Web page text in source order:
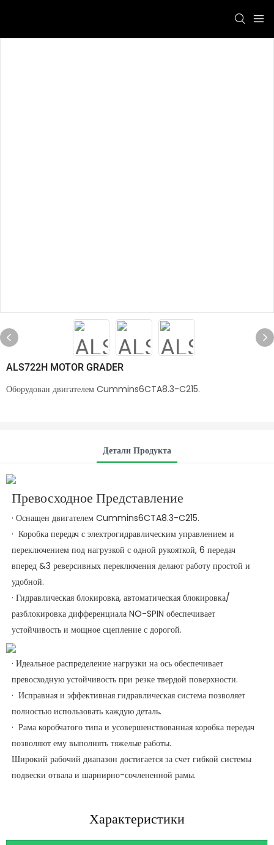
ALS722H MOTOR GRADER
Оборудован двигателем Cummins6CTA8.3-C215.
Детали Продукта
Превосходное Представление
· Оснащен двигателем Cummins6CTA8.3-C215.
· Коробка передач с электрогидравлическим управлением и
переключением под нагрузкой с одной рукояткой, 6 передач
вперед &3 реверсивных переключения делают работу простой и
удобной.
· Гидравлическая блокировка, автоматическая блокировка/
разблокировка дифференциала NO-SPIN обеспечивает
устойчивость и мощное сцепление с дорогой.
· Идеальное распределение нагрузки на ось обеспечивает
превосходную устойчивость при резке твердой поверхности.
· Исправная и эффективная гидравлическая система позволяет
полностью использовать каждую деталь.
· Рама коробчатого типа и усовершенствованная коробка передач
позволяют ему выполнять тяжелые работы.
Широкий рабочий диапазон достигается за счет гибкой системы
подвески отвала и шарнирно-сочлененной рамы.
Характеристики